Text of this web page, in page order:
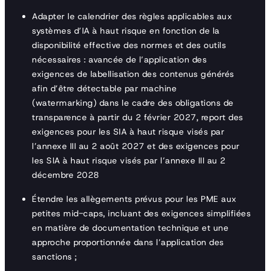
Adapter le calendrier des règles applicables aux
systèmes d’IA à haut risque en fonction de la
disponibilité effective des normes et des outils
nécessaires : avancée de l’application des
exigences de labellisation des contenus générés
afin d’être détectable par machine
(watermarking) dans le cadre des obligations de
transparence à partir du 2 février 2027, report des
exigences pour les SIA à haut risque visés par
l’annexe III au 2 août 2027 et des exigences pour
les SIA à haut risque visés par l’annexe III au 2
décembre 2028
Étendre les allègements prévus pour les PME aux
petites mid-caps, incluant des exigences simplifiées
en matière de documentation technique et une
approche proportionnée dans l’application des
sanctions ;